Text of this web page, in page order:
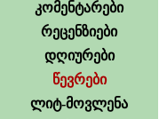
კომენტარები
რეცენზიები
დღიურები
წევრები
ლიტ-მოვლენა